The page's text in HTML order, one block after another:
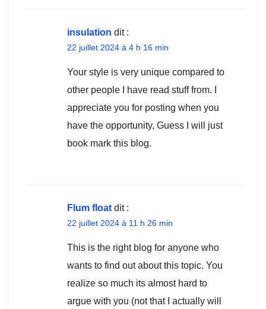
insulation dit :
22 juillet 2024 à 4 h 16 min
Your style is very unique compared to
other people I have read stuff from. I
appreciate you for posting when you
have the opportunity, Guess I will just
book mark this blog.
Flum float dit :
22 juillet 2024 à 11 h 26 min
This is the right blog for anyone who
wants to find out about this topic. You
realize so much its almost hard to
argue with you (not that I actually will